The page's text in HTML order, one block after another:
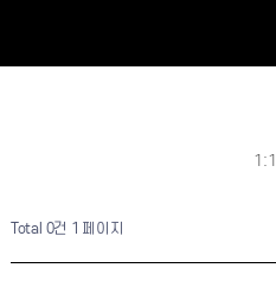
1:1
Total 0건 1 페이지